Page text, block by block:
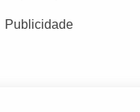
Publicidade